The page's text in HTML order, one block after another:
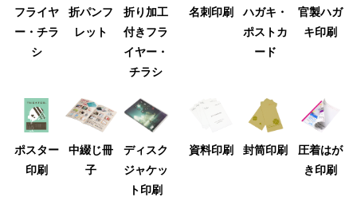
フライヤ
ー・チラ
シ
折パンフ
レット
折り加工
付きフラ
イヤー・
チラシ
名刺印刷
ハガキ・
ポストカ
ード
官製ハガ
キ印刷
ポスター
印刷
中綴じ冊
子
ディスク
ジャケッ
ト印刷
資料印刷 封筒印刷
圧着はが
き印刷